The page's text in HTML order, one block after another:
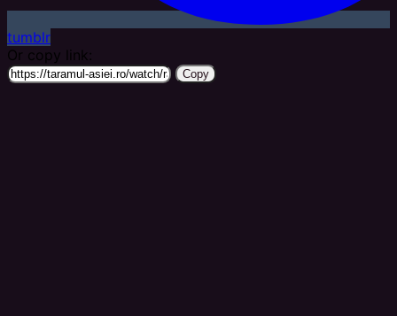
tumblr
Or copy link:
Copy